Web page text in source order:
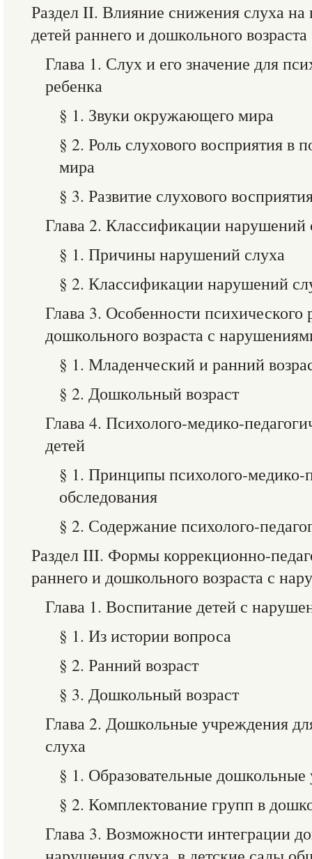
Раздел II. Влияние снижения слуха на
детей раннего и дошкольного возраста
Глава 1. Слух и его значение для
ребенка
§ 1. Звуки окружающего мира
§ 2. Роль слухового восприятия в
мира
§ 3. Развитие слухового
Глава 2. Классификации нарушений
§ 1. Причины нарушений слуха
§ 2. Классификации нарушений
Глава 3. Особенности психического
дошкольного возраста с
§ 1. Младенческий и ранний
§ 2. Дошкольный возраст
Глава 4. Психолого-медико-
детей
§ 1. Принципы психолого-медико-
обследования
§ 2. Содержание психолого-
Раздел III. Формы коррекционно-
раннего и дошкольного возраста с
Глава 1. Воспитание детей с
§ 1. Из истории вопроса
§ 2. Ранний возраст
§ 3. Дошкольный возраст
Глава 2. Дошкольные учреждения
слуха
§ 1. Образовательные
§ 2. Комплектование групп в
Глава 3. Возможности интеграции